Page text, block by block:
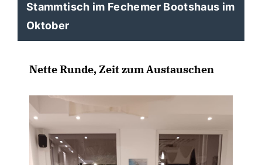
Stammtisch im Fechemer Bootshaus im
Oktober
Nette Runde, Zeit zum Austauschen